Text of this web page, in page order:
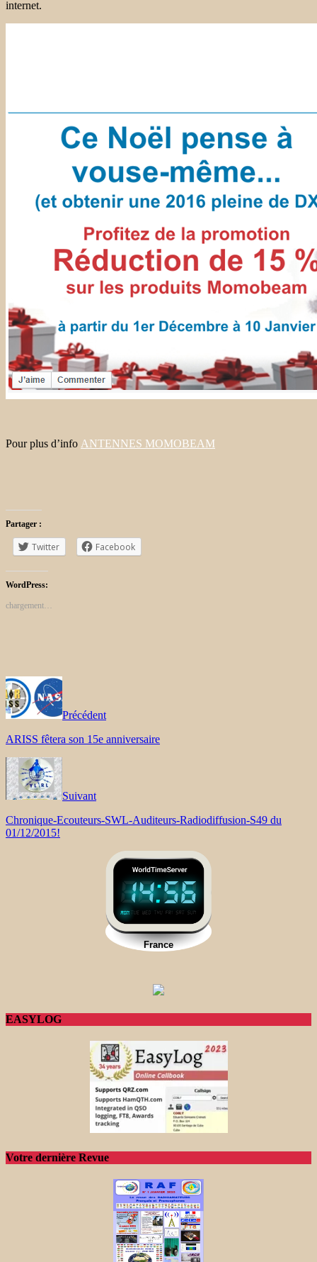
internet.
Pour plus d’info ANTENNES MOMOBEAM
Partager :
Twitter Facebook
WordPress:
chargement…
Précédent
ARISS fêtera son 15e anniversaire
Suivant
Chronique-Ecouteurs-SWL-Auditeurs-Radiodiffusion-S49 du
01/12/2015!
EASYLOG
Votre dernière Revue